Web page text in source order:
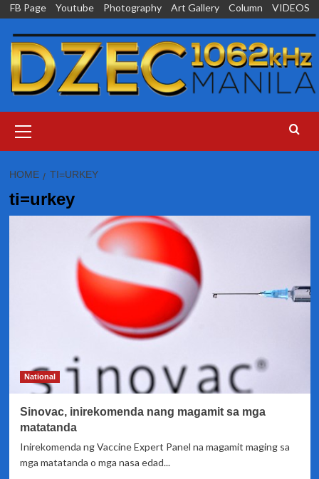
Skip
content
FB Page Youtube Photography Art Gallery Column VIDEOS
Menu
HOME TI=URKEY
ti=urkey
National
Sinovac, inirekomenda nang magamit sa mga
matatanda
Inirekomenda ng Vaccine Expert Panel na magamit maging sa
mga matatanda o mga nasa edad...